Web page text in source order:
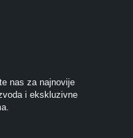
nas za najnovije
i ekskluzivne